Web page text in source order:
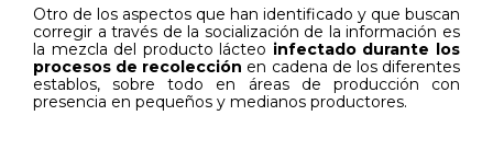
Otro de los aspectos que han identificado y que buscan
corregir a través de la socialización de la información es
la mezcla del producto lácteo infectado durante los
procesos de recolección en cadena de los diferentes
establos, sobre todo en áreas de producción con
presencia en pequeños y medianos productores.